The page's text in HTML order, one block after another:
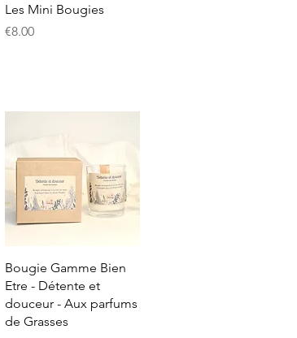
Quick View
Les Mini Bougies
Price
€8.00
Quick View
Bougie Gamme Bien
Etre - Détente et
douceur - Aux parfums
de Grasses